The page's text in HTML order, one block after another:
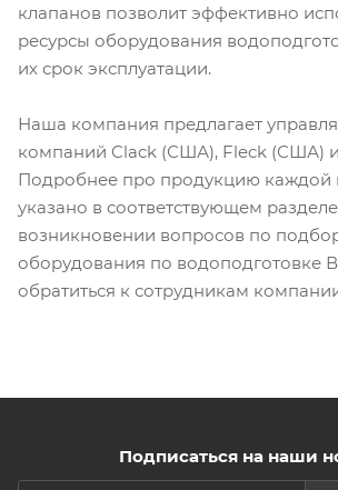
клапанов позволит эффективно
ресурсы оборудования
их срок эксплуатации.
Наша компания предлагает
компаний Clack (США), Fleck (США)
Подробнее про продукцию каждой
указано в соответствующем
возникновении вопросов по
оборудования по водоподготовке
обратиться к сотрудникам
Подписаться на наши